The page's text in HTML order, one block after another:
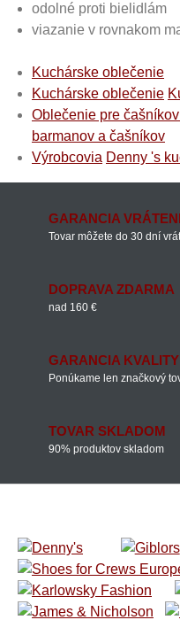
odolné proti bielidlám
viazanie v rovnakom
Kuchárske oblečenie
Kuchárske oblečenie
Oblečenie pre
barmanov a čašníkov
Výrobcovia Denny 's
GARANCIA
Tovar môžete do 30 dní
DOPRAVA ZDARMA
nad 160 €
GARANCIA KVALITY
Ponúkame len značkový
TOVAR SKLADOM
90% produktov skladom